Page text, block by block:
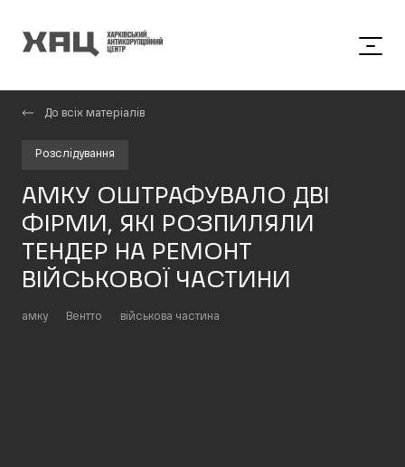
До всіх матеріалів
Розслідування
АМКУ ОШТРАФУВАЛО ДВІ
ФІРМИ, ЯКІ РОЗПИЛЯЛИ
ТЕНДЕР НА РЕМОНТ
ВІЙСЬКОВОЇ ЧАСТИНИ
амку Вентто військова частина